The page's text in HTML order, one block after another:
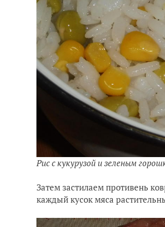
Рис с кукурузой и зеленым
Затем застилаем противень
каждый кусок мяса